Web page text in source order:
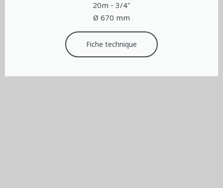
20m - 3/4"
Ø 670 mm
Fiche technique